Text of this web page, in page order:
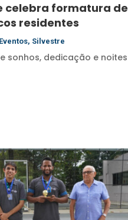
celebra formatura de
residentes
Eventos, Silvestre
sonhos, dedicação e noites